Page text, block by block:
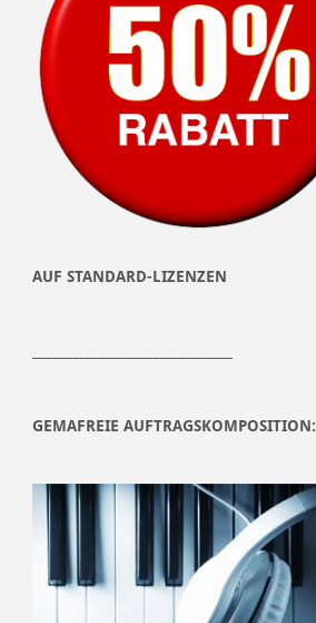
AUF STANDARD-LIZENZEN
GEMAFREIE AUFTRAGSKOMPOSITION: